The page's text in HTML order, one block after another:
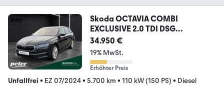
Skoda OCTAVIA COMBI
EXCLUSIVE 2.0 TDI DSG
*MATRIX*ACC*
34.950 €
19% MwSt.
Erhöhter Preis
Unfallfrei • EZ 07/2024• 5.700 km • 110 kW (150 PS) • Diesel